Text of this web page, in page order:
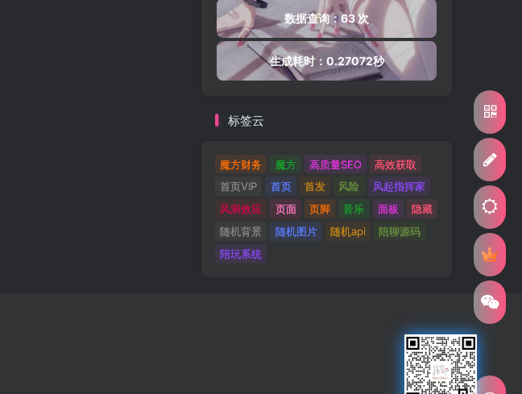
数据查询：63 次
生成耗时：0.27072秒
标签云
魔方财务 魔方 高质量SEO
高效获取
首页VIP
首页 首发 风险
风起指挥家
风洞效应
页面 页脚 音乐 面板
隐藏
随机背景
随机图片 随机api
陪聊源码
陪玩系统